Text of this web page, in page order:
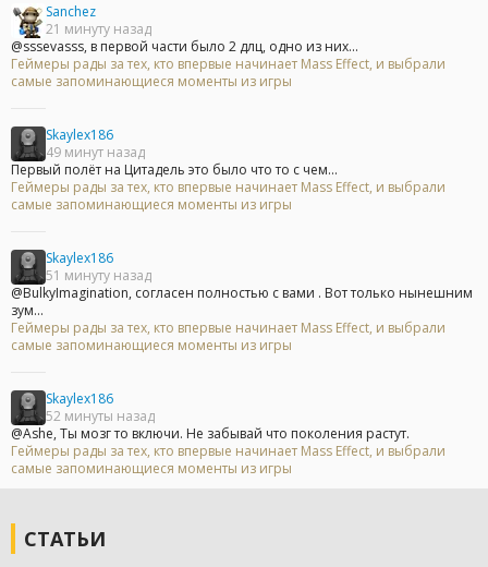
Sanchez
21 минуту назад
@sssevasss, в первой части было 2 длц, одно из них...
Геймеры рады за тех, кто впервые начинает Mass Effect, и выбрали
самые запоминающиеся моменты из игры
Skaylex186
49 минут назад
Первый полёт на Цитадель это было что то с чем...
Геймеры рады за тех, кто впервые начинает Mass Effect, и выбрали
самые запоминающиеся моменты из игры
Skaylex186
51 минуту назад
@BulkyImagination, согласен полностью с вами . Вот только нынешним
зум...
Геймеры рады за тех, кто впервые начинает Mass Effect, и выбрали
самые запоминающиеся моменты из игры
Skaylex186
52 минуты назад
@Ashe, Ты мозг то включи. Не забывай что поколения растут.
Геймеры рады за тех, кто впервые начинает Mass Effect, и выбрали
самые запоминающиеся моменты из игры
СТАТЬИ